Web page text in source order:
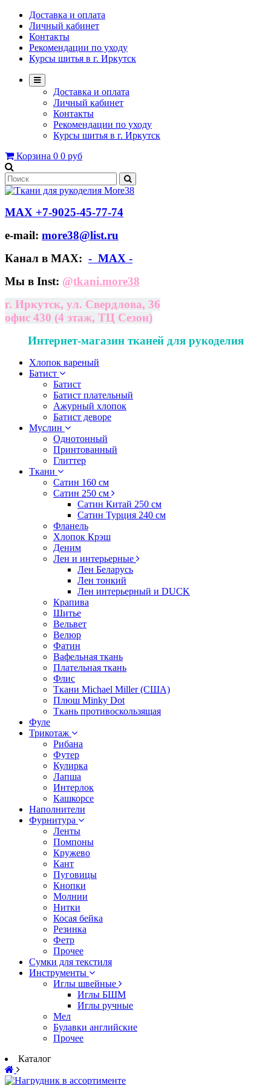
Доставка и оплата
Личный кабинет
Контакты
Рекомендации по уходу
Курсы шитья в г. Иркутск
Доставка и оплата
Личный кабинет
Контакты
Рекомендации по уходу
Курсы шитья в г. Иркутск
Корзина 0 0 руб
МАХ +7-9025-45-77-74
e-mail: more38@list.ru
Канал в МАХ: - МАХ -
Мы в Inst: @tkani.more38
г. Иркутск, ул. Свердлова, 36
офис 430 (4 этаж, ТЦ Сезон)
Интернет-магазин тканей для рукоделия
Хлопок вареный
Батист
Батист
Батист плательный
Ажурный хлопок
Батист деворе
Муслин
Однотонный
Принтованный
Глиттер
Ткани
Сатин 160 см
Сатин 250 см
Сатин Китай 250 см
Сатин Турция 240 см
Фланель
Хлопок Крэш
Деним
Лен и интерьерные
Лен Беларусь
Лен тонкий
Лен интерьерный и DUCK
Крапива
Шитье
Вельвет
Велюр
Фатин
Вафельная ткань
Плательная ткань
Флис
Ткани Michael Miller (США)
Плюш Minky Dot
Ткань противоскользящая
Фуле
Трикотаж
Рибана
Футер
Кулирка
Лапша
Интерлок
Кашкорсе
Наполнители
Фурнитура
Ленты
Помпоны
Кружево
Кант
Пуговицы
Кнопки
Молнии
Нитки
Косая бейка
Резинка
Фетр
Прочее
Сумки для текстиля
Инструменты
Иглы швейные
Иглы БШМ
Иглы ручные
Мел
Булавки английские
Прочее
Каталог